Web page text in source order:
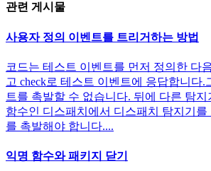
관련 게시물
사용자 정의 이벤트를 트리거하는 방법
코드는 테스트 이벤트를 먼저 정의한 다
고 check로 테스트 이벤트에 응답합니다.
트를 촉발할 수 없습니다. 뒤에 다른 탐지
함수인 디스패치에서 디스패치 탐지기를
를 촉발해야 합니다....
익명 함수와 패키지 닫기